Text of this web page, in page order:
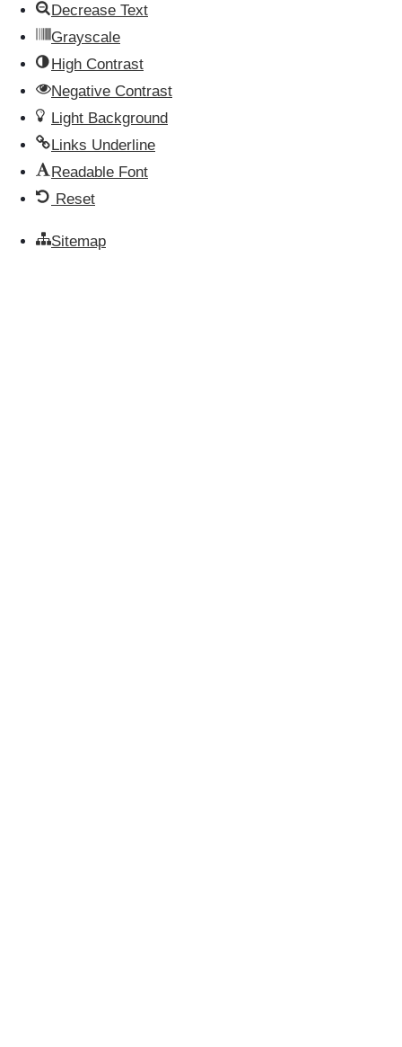
Decrease Text
Grayscale
High Contrast
Negative Contrast
Light Background
Links Underline
Readable Font
Reset
Sitemap